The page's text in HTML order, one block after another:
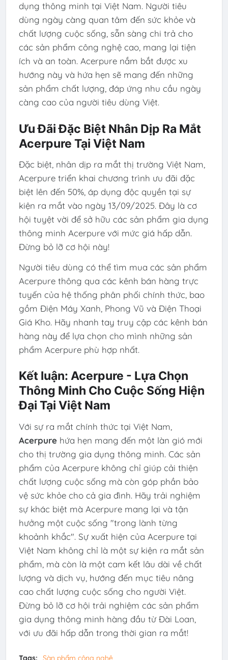
dụng thông minh tại Việt Nam. Người tiêu
dùng ngày càng quan tâm đến sức khỏe và
chất lượng cuộc sống, sẵn sàng chi trả cho
các sản phẩm công nghệ cao, mang lại tiện
ích và an toàn. Acerpure nắm bắt được xu
hướng này và hứa hẹn sẽ mang đến những
sản phẩm chất lượng, đáp ứng nhu cầu ngày
càng cao của người tiêu dùng Việt.
Ưu Đãi Đặc Biệt Nhân Dịp Ra Mắt
Acerpure Tại Việt Nam
Đặc biệt, nhân dịp ra mắt thị trường Việt Nam,
Acerpure triển khai chương trình ưu đãi đặc
biệt lên đến 50%, áp dụng độc quyền tại sự
kiện ra mắt vào ngày 13/09/2025. Đây là cơ
hội tuyệt vời để sở hữu các sản phẩm gia dụng
thông minh Acerpure với mức giá hấp dẫn.
Đừng bỏ lỡ cơ hội này!
Người tiêu dùng có thể tìm mua các sản phẩm
Acerpure thông qua các kênh bán hàng trực
tuyến của hệ thống phân phối chính thức, bao
gồm Điện Máy Xanh, Phong Vũ và Điện Thoại
Giá Kho. Hãy nhanh tay truy cập các kênh bán
hàng này để lựa chọn cho mình những sản
phẩm Acerpure phù hợp nhất.
Kết luận: Acerpure - Lựa Chọn
Thông Minh Cho Cuộc Sống Hiện
Đại Tại Việt Nam
Với sự ra mắt chính thức tại Việt Nam,
Acerpurehứa hẹn mang đến một làn gió mới
cho thị trường gia dụng thông minh. Các sản
phẩm của Acerpure không chỉ giúp cải thiện
chất lượng cuộc sống mà còn góp phần bảo
vệ sức khỏe cho cả gia đình. Hãy trải nghiệm
sự khác biệt mà Acerpure mang lại và tận
hưởng một cuộc sống "trong lành từng
khoảnh khắc". Sự xuất hiện của Acerpure tại
Việt Nam không chỉ là một sự kiện ra mắt sản
phẩm, mà còn là một cam kết lâu dài về chất
lượng và dịch vụ, hướng đến mục tiêu nâng
cao chất lượng cuộc sống cho người Việt.
Đừng bỏ lỡ cơ hội trải nghiệm các sản phẩm
gia dụng thông minh hàng đầu từ Đài Loan,
với ưu đãi hấp dẫn trong thời gian ra mắt!
Tags: Sàn phẩm công nghệ